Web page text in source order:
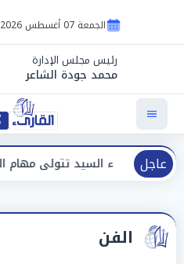
الجمعة 07 أغسطس 2026
رئيس مجلس الإدارة
محمد جودة الشاعر
عاجلتتولى مهام المنسق
الفن